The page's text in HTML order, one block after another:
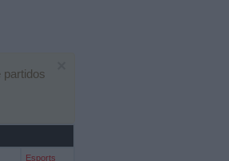
partidos
Esports